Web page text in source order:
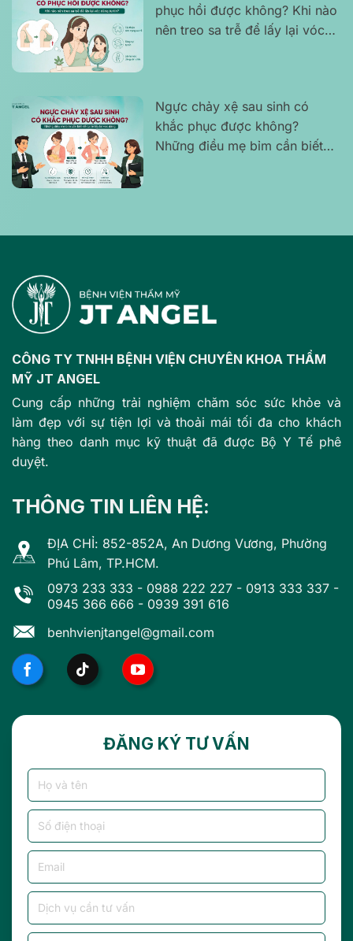
phục hồi được không? Khi nào
nên treo sa trễ để lấy lại vóc
Ngực chảy xệ sau sinh có
khắc phục được không?
Những điều mẹ bỉm cần biết
CÔNG TY TNHH BỆNH VIỆN CHUYÊN KHOA THẨM
MỸ JT ANGEL
Cung cấp những trải nghiệm chăm sóc sức khỏe và
làm đẹp với sự tiện lợi và thoải mái tối đa cho khách
hàng theo danh mục kỹ thuật đã được Bộ Y Tế phê
duyệt.
THÔNG TIN LIÊN HỆ:
ĐỊA CHỈ: 852-852A, An Dương Vương, Phường
Phú Lâm, TP.HCM.
0973 233 333 - 0988 222 227 - 0913 333 337 -
0945 366 666 - 0939 391 616
benhvienjtangel@gmail.com
ĐĂNG KÝ TƯ VẤN